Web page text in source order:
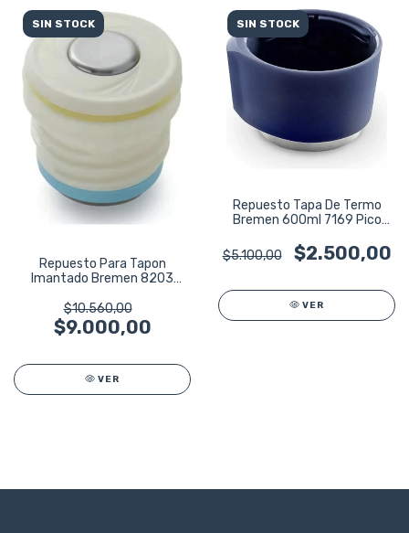
SIN STOCK
Repuesto Para Tapon
Imantado Bremen 8203
$10.560,00
$9.000,00
VER
SIN STOCK
Repuesto Tapa De Termo
Bremen 600ml 7169 Pico
$5.100,00
$2.500,00
VER